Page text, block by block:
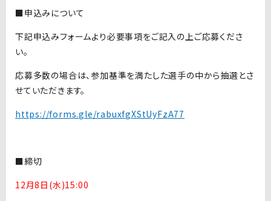
■申込みについて
下記申込みフォームより必要事項をご記入の上ご応募くださ
い。
応募多数の場合は、参加基準を満たした選手の中から抽選とさ
せていただきます。
https://forms.gle/rabuxfgXStUyFzA77
■締切
12月8日(水)15:00